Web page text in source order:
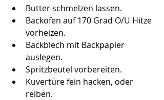
Butter schmelzen lassen.
Backofen auf 170 Grad O/U Hitze
vorheizen.
Backblech mit Backpapier
auslegen.
Spritzbeutel vorbereiten.
Kuvertüre fein hacken, oder
reiben.